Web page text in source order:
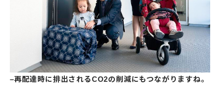
–再配達時に排出されるCO2の削減にもつながりますね。